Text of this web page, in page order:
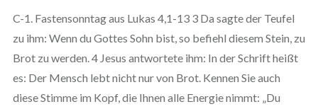
C-1. Fastensonntag aus Lukas 4,1-13 3 Da sagte der Teufel
zu ihm: Wenn du Gottes Sohn bist, so befiehl diesem Stein, zu
Brot zu werden. 4 Jesus antwortete ihm: In der Schrift heißt
es: Der Mensch lebt nicht nur von Brot. Kennen Sie auch
diese Stimme im Kopf, die Ihnen alle Energie nimmt: „Du